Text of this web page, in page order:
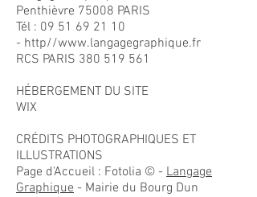
Penthièvre 75008 PARIS
Tél : 09 51 69 21 10
- http//www.langagegraphique.fr
RCS PARIS 380 519 561
HÉBERGEMENT DU SITE
WIX
CRÉDITS PHOTOGRAPHIQUES ET
ILLUSTRATIONS
Page d'Accueil : Fotolia © - Langage
Graphique - Mairie du Bourg Dun